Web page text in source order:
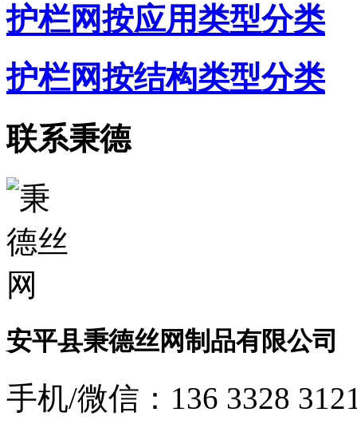
护栏网按应用类型分类
护栏网按结构类型分类
联系秉德
安平县秉德丝网制品有限公司
手机/微信： 136 3328